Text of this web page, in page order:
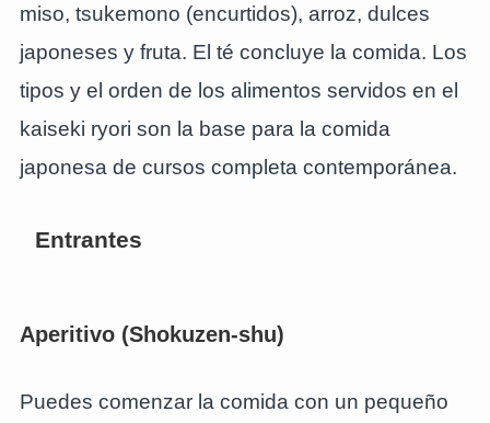
miso, tsukemono (encurtidos), arroz, dulces
japoneses y fruta. El té concluye la comida. Los
tipos y el orden de los alimentos servidos en el
kaiseki ryori son la base para la comida
japonesa de cursos completa contemporánea.
Entrantes
Aperitivo (Shokuzen-shu)
Puedes comenzar la comida con un pequeño